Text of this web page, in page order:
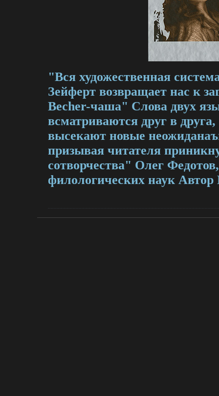
"Вся художественная
Зейферт возвращает нас к
Becher-чаша" Слова двух
всматриваются друг в
высекают новые
призывая читателя
сотворчества" Олег
филологических наук Автор